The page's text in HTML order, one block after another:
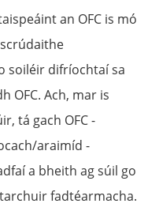
an OFC is mó
soiléir difríochtaí sa
OFC. Ach, mar is
tá gach OFC -
araimíd -
a bheith ag súil go
fadtéarmacha.